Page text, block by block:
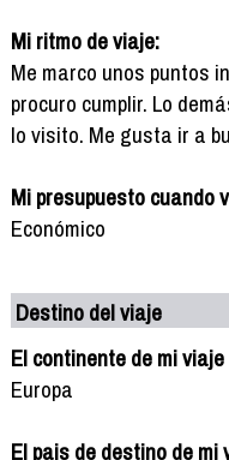
Mi ritmo de viaje:
Me marco unos puntos
procuro cumplir. Lo
lo visito. Me gusta ir a
Mi presupuesto cuando
Económico
Destino del viaje
El continente de mi
Europa
El pais de destino de mi